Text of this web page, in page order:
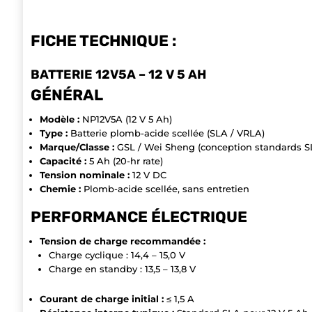
FICHE TECHNIQUE :
BATTERIE 12V5A – 12 V 5 AH
GÉNÉRAL
Modèle : NP12V5A (12 V 5 Ah)
Type : Batterie plomb-acide scellée (SLA / VRLA)
Marque/Classe : GSL / Wei Sheng (conception standards
Capacité : 5 Ah (20-hr rate)
Tension nominale : 12 V DC
Chemie : Plomb-acide scellée, sans entretien
PERFORMANCE ÉLECTRIQUE
Tension de charge recommandée :
Charge cyclique : 14,4 – 15,0 V
Charge en standby : 13,5 – 13,8 V
Courant de charge initial : ≤ 1,5 A